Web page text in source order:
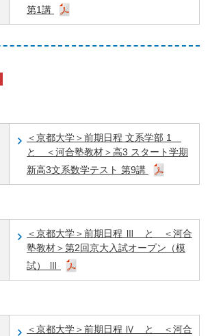
第1講
＜京都大学＞前期日程 文系学部 1
と ＜河合塾教材＞高3 スタート学期
新高3文系数学テスト 第9講
＜京都大学＞前期日程 Ⅲ と ＜河合
塾教材＞第2回京大入試オープン（模
試） Ⅲ
＜京都大学＞前期日程 Ⅳ と ＜河合